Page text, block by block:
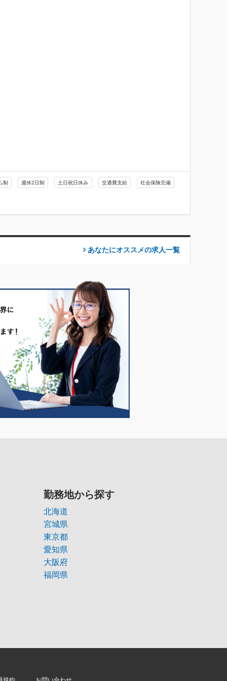
制 週休2日制 土日祝日休み 交通費支給 社会保険完備
あなたにオススメの求人一覧
勤務地から探す
北海道
宮城県
東京都
愛知県
大阪府
福岡県